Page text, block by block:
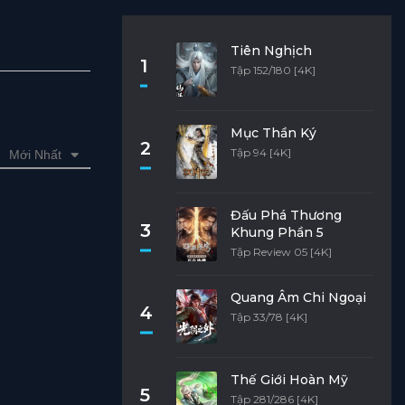
Mới Nhất
1
Tiên Nghịch
Tập 152/180 [4K]
2
Mục Thần Ký
Tập 94 [4K]
3
Đấu Phá Thương
Khung Phần 5
Tập Review 05 [4K]
4
Quang Âm Chi Ngoại
Tập 33/78 [4K]
5
Thế Giới Hoàn Mỹ
Tập 281/286 [4K]